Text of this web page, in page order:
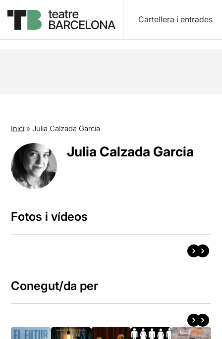
Cartellera i entrades
Inici » Julia Calzada Garcia
Julia Calzada Garcia
Fotos i vídeos
Conegut/da per